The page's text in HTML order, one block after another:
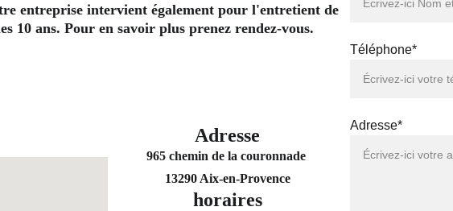
Téléphone*
Adresse*
Adresse
965 chemin de la couronnade
13290 Aix-en-Provence
entreprise intervient également pour l'entretient de
10 ans. Pour en savoir plus prenez rendez-vous.
horaires